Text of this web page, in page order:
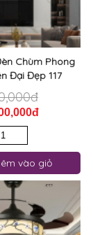
Chùm Phong
Đại Đẹp 117
vào giỏ